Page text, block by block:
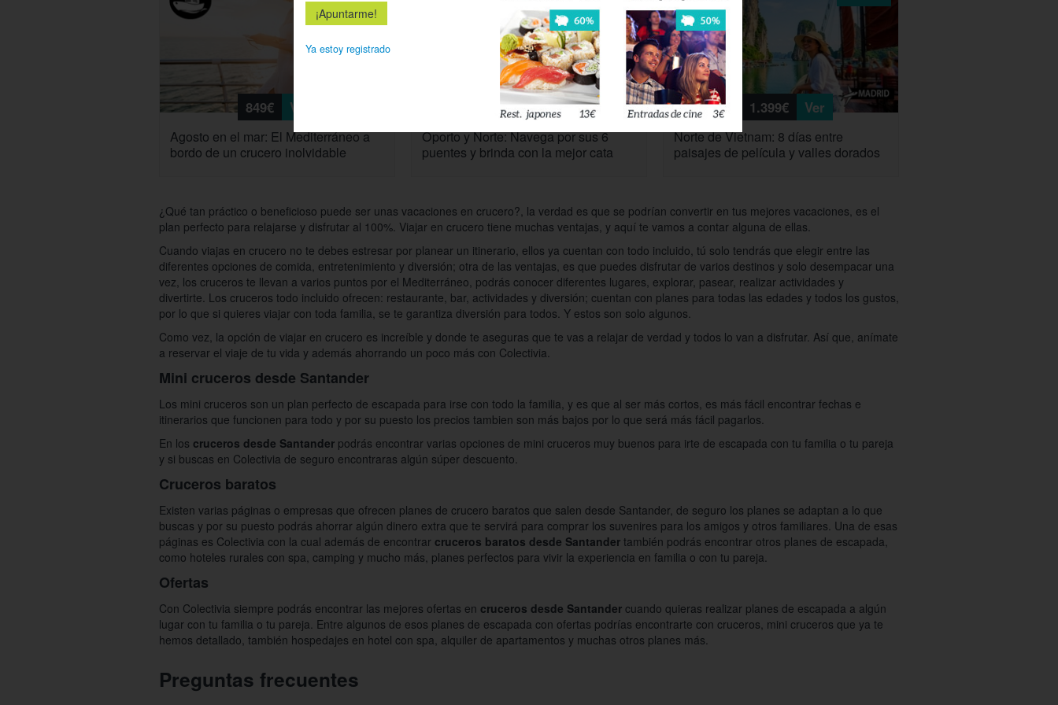
849€ Ver
Agosto en el mar: El Mediterráneo a
bordo de un crucero inolvidable
489€ Ver
Oporto y Norte: Navega por sus 6
puentes y brinda con la mejor cata
1.399€ Ver
Norte de Vietnam: 8 días entre
paisajes de película y valles dorados
¿Qué tan práctico o beneficioso puede ser unas vacaciones en crucero?, la verdad es que se podrían convertir en tus mejores vacaciones, es el
plan perfecto para relajarse y disfrutar al 100%. Viajar en crucero tiene muchas ventajas, y aquí te vamos a contar alguna de ellas.
Cuando viajas en crucero no te debes estresar por planear un itinerario, ellos ya cuentan con todo incluido, tú solo tendrás que elegir entre las
diferentes opciones de comida, entretenimiento y diversión; otra de las ventajas, es que puedes disfrutar de varios destinos y solo desempacar una
vez, los cruceros te llevan a varios puntos por el Mediterráneo, podrás conocer diferentes lugares, explorar, pasear, realizar actividades y
divertirte. Los cruceros todo incluido ofrecen: restaurante, bar, actividades y diversión; cuentan con planes para todas las edades y todos los gustos,
por lo que si quieres viajar con toda familia, se te garantiza diversión para todos. Y estos son solo algunos.
Como vez, la opción de viajar en crucero es increíble y donde te aseguras que te vas a relajar de verdad y todos lo van a disfrutar. Así que, anímate
a reservar el viaje de tu vida y además ahorrando un poco más con Colectivia.
Mini cruceros desde Santander
Los mini cruceros son un plan perfecto de escapada para irse con todo la familia, y es que al ser más cortos, es más fácil encontrar fechas e
itinerarios que funcionen para todo y por su puesto los precios tambien son más bajos por lo que será más fácil pagarlos.
En los cruceros desde Santander podrás encontrar varias opciones de mini cruceros muy buenos para irte de escapada con tu familia o tu pareja
y si buscas en Colectivia de seguro encontraras algún súper descuento.
Cruceros baratos
Existen varias páginas o empresas que ofrecen planes de crucero baratos que salen desde Santander, de seguro los planes se adaptan a lo que
buscas y por su puesto podrás ahorrar algún dinero extra que te servirá para comprar los suvenires para los amigos y otros familiares. Una de esas
páginas es Colectivia con la cual además de encontrar cruceros baratos desde Santander también podrás encontrar otros planes de escapada,
como hoteles rurales con spa, camping y mucho más, planes perfectos para vivir la experiencia en familia o con tu pareja.
Ofertas
Con Colectivia siempre podrás encontrar las mejores ofertas en cruceros desde Santander cuando quieras realizar planes de escapada a algún
lugar con tu familia o tu pareja. Entre algunos de esos planes de escapada con ofertas podrías encontrarte con cruceros, mini cruceros que ya te
hemos detallado, también hospedajes en hotel con spa, alquiler de apartamentos y muchas otros planes más.
Preguntas frecuentes
Ya estoy registrado